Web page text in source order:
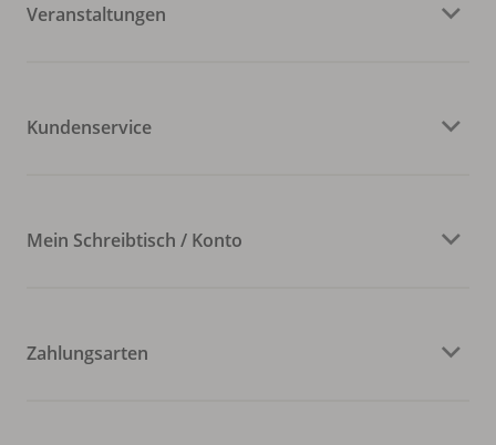
Veranstaltungen
Kundenservice
Mein Schreibtisch / Konto
Zahlungsarten